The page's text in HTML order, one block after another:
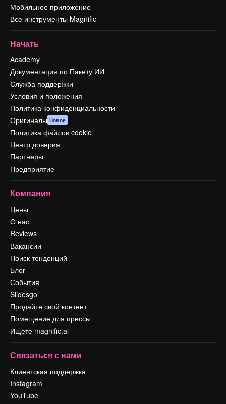
Мобильное приложение
Все инструменты Magnific
Начать
Academy
Документация по Пакету ИИ
Служба поддержки
Условия и положения
Политика конфиденциальности
Оригиналы Новое
Политика файлов cookie
Центр доверия
Партнеры
Предприятие
Компания
Цены
О нас
Reviews
Вакансии
Поиск тенденций
Блог
События
Slidesgo
Продайте свой контент
Помещение для прессы
Ищете magnific.ai
Связаться с нами
Клиентская поддержка
Instagram
YouTube